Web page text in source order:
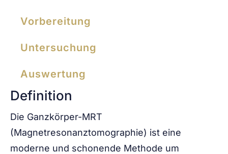
Vorbereitung
Untersuchung
Auswertung
Definition
Die Ganzkörper-MRT
(Magnetresonanztomographie) ist eine
moderne und schonende Methode um